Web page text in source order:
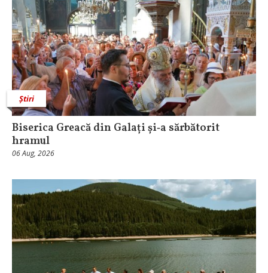
Știri
Biserica Greacă din Galați și‑a sărbătorit
hramul
06 Aug, 2026